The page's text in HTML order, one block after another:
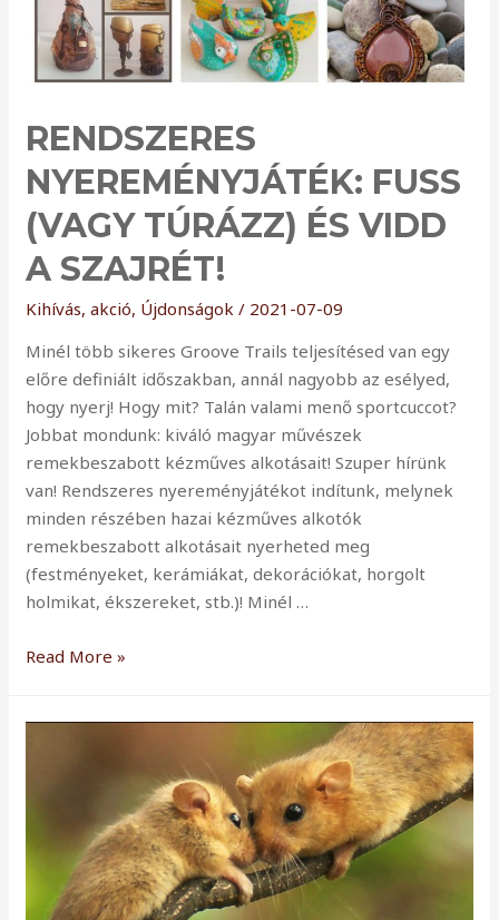
RENDSZERES
NYEREMÉNYJÁTÉK: FUSS
(VAGY TÚRÁZZ) ÉS VIDD
A SZAJRÉT!
Kihívás, akció, Újdonságok / 2021-07-09
Minél több sikeres Groove Trails teljesítésed van egy
előre definiált időszakban, annál nagyobb az esélyed,
hogy nyerj! Hogy mit? Talán valami menő sportcuccot?
Jobbat mondunk: kiváló magyar művészek
remekbeszabott kézműves alkotásait! Szuper hírünk
van! Rendszeres nyereményjátékot indítunk, melynek
minden részében hazai kézműves alkotók
remekbeszabott alkotásait nyerheted meg
(festményeket, kerámiákat, dekorációkat, horgolt
holmikat, ékszereket, stb.)! Minél …
Rendszeres
a
szajrét!
Read More »